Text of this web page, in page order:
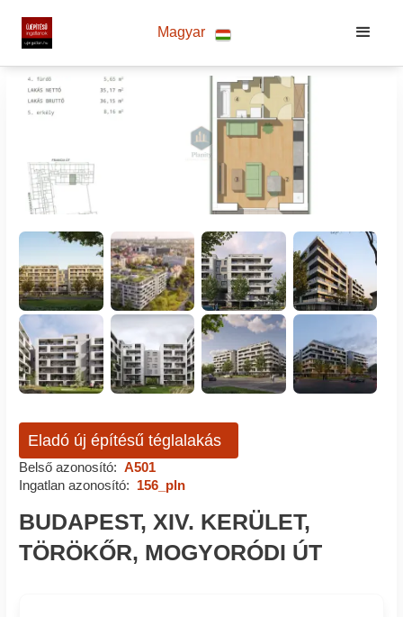
Magyar
Eladó új építésű téglalakás
Belső azonosító: A501
Ingatlan azonosító: 156_pln
BUDAPEST, XIV. KERÜLET,
TÖRÖKŐR, MOGYORÓDI ÚT